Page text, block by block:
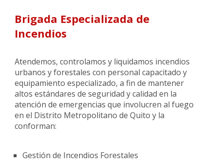
Brigada Especializada de
Incendios
Atendemos, controlamos y liquidamos incendios
urbanos y forestales con personal capacitado y
equipamiento especializado, a fin de mantener
altos estándares de seguridad y calidad en la
atención de emergencias que involucren al fuego
en el Distrito Metropolitano de Quito y la
conforman:
Gestión de Incendios Forestales